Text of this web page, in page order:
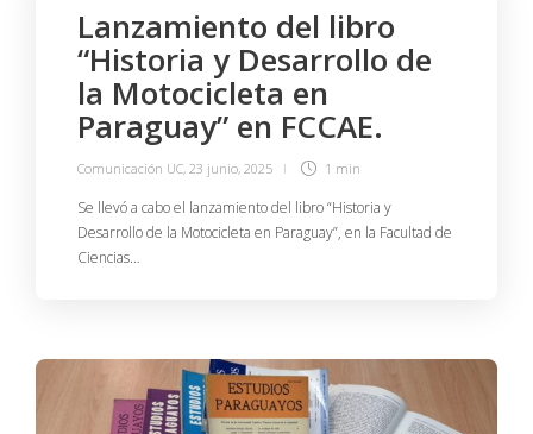
Lanzamiento del libro
“Historia y Desarrollo de
la Motocicleta en
Paraguay” en FCCAE.
Comunicación UC, 23 junio, 2025 1 min
Se llevó a cabo el lanzamiento del libro “Historia y
Desarrollo de la Motocicleta en Paraguay”, en la Facultad de
Ciencias…